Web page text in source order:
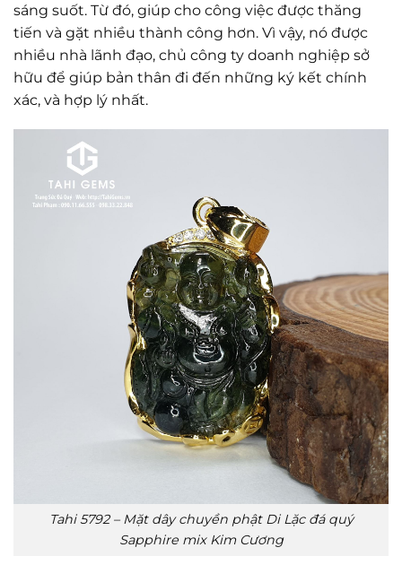
sáng suốt. Từ đó, giúp cho công việc được thăng
tiến và gặt nhiều thành công hơn. Vì vậy, nó được
nhiều nhà lãnh đạo, chủ công ty doanh nghiệp sở
hữu để giúp bản thân đi đến những ký kết chính
xác, và hợp lý nhất.
Tahi 5792 – Mặt dây chuyền phật Di Lặc đá quý
Sapphire mix Kim Cương